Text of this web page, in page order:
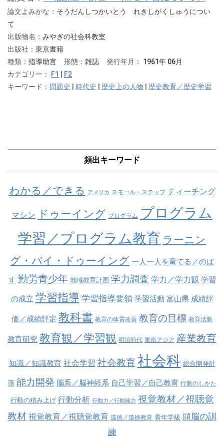
論文よみがな： そうだんしつかいとう れきしがくしゅうについ
て
出版物名： みやぎの社会科教室
出版社： 東京書籍
種類： 指導助言 形態： 雑誌 発行年月：
1961年 06月
カテゴリー：
F1
F2
キーワード： 問題史 時代史 歴史上の人物 歴史教育／歴史学習
頻出キーワード
わかる／できる アメリカ スモール・ステップ ティーチング
マシン ドゥーイング プログラム プログラム
学習／プログラム教育 ラーニン
グ・バイ・ドゥーイング 一人一人を育てる／のば
す 勤労青少年 地域教育計画 学力調査 学力／学力観 学習
の成立 学習指導 学習指導要領 学習活動 富山県 成績評
価／成績評定 教科書 教育の体質改善 教育の目標 教育活動
教育研究 教育観／学習観 明治時代 東南アジア 産業教育
知識／知識教育 社会学習 社会教育社会科 総合開発計
画 能力開発 脳系／脳神経系 自己学習／自己教育 行動のしかた
行動の積み上げ 行動分析 行動力／行動能力 視覚教材／視聴覚
教材 視覚教育／視聴覚教育 道徳／道徳教育 青年学級 頭脳の訓
練